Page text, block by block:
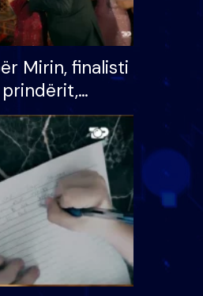
Mirin, finalisti
letër divorci